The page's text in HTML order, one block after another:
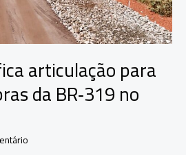
articulação para
da BR‑319 no